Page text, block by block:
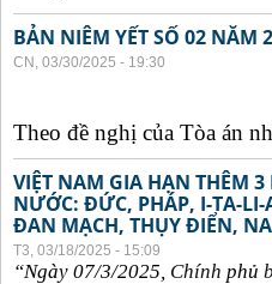
BẢN NIÊM YẾT SỐ 02 NĂM
CN, 03/30/2025 - 19:30
Theo đề nghị của Tòa án
VIỆT NAM GIA HẠN THÊM
NƯỚC: ĐỨC, PHÁP, I-TA-
ĐAN MẠCH, THỤY ĐIỂN,
T3, 03/18/2025 - 15:09
“Ngày 07/3/2025, Chính phủ